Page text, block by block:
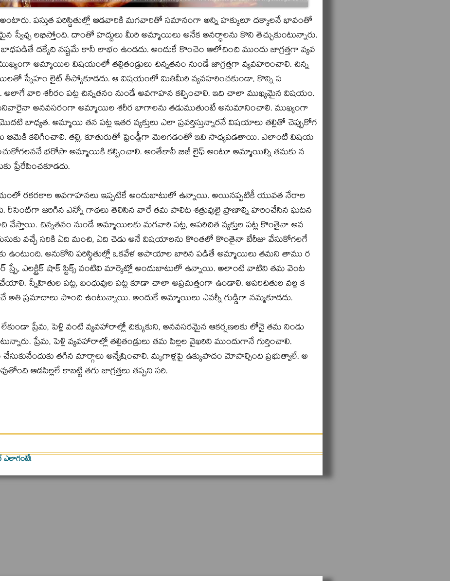
అంటారు. పస్తుత పరిస్థితుల్లో ఆడవారికి మగవారితో సమానంగా అన్ని హక్కులూ దక్కాలనే భావంతో
స్వేఛ్చ లభిస్తోంది. దాంతో హద్దులు మీరి అమ్మాయిలు అనేక అనర్ధాలను కొని తెచ్చుకుంటున్నారు.
దక్కేది నష్టమే కానీ లాభం ఉండదు. అందుకే కొంచెం ఆలోచించి ముందు జాగ్రత్తగా వ్యవ
అమ్మాయిల విషయంలో తల్లితండ్రులు చిన్నతనం నుండే జాగ్రత్తగా వ్యవహరించాలి. చిన్న
స్నేహం లైట్‌ తీస్కోకూడదు. ఆ విషయంలో మితిమీరి వ్యవహరించకుండా, కొన్ని ప
అలాగే వారి శరీరం పట్ల చిన్నతనం నుండే అవగాహన కల్పించాలి. ఇది చాలా ముఖ్యమైన విషయం.
అనవసరంగా అమ్మాయిల శరీర భాగాలను తడుముతుంటే అనుమానించాలి. ముఖ్యంగా
బాధ్యత. అమ్మాయి తన పట్ల ఇతర వ్యక్తులు ఎలా ప్రవర్తిస్తున్నారనే విషయాలు తల్లితో చెప్పుకోగ
ఆమెకి కలిగించాలి. తల్లి, కూతురుతో ఫ్రెండ్లీగా మెలగడంతో ఇవి సాధ్యపడతాయి. ఎలాంటి విషయ
భరోసా అమ్మాయికి కల్పించాలి. అంతేకానీ బిజీ లైఫ్‌ అంటూ అమ్మాయిల్ని తమకు న
ప్రేరేపించకూడదు.
రకరకాల అవగాహనలు ఇప్పటికే అందుబాటులో ఉన్నాయి. అయినప్పటికీ యువత నేరాల
రీసెంట్‌గా జరిగిన ఎన్నో గాథలు తెలిసిన వారే తమ పాలిట శత్రువులై ప్రాణాల్ని హరించేసిన ఘటన
వేస్తాయి. చిన్నతనం నుండే అమ్మాయిలకు మగవారి పట్ల, అపరిచిత వ్యక్తుల పట్ల కొంతైనా అవ
వచ్చే సరికి ఏది మంచి, ఏది చెడు అనే విషయాలను కొంతలో కొంతైనా బేరీజు వేసుకోగలగే
ఉంటుంది. అనుకోని పరిస్థితుల్లో ఒకవేళ అపాయాల బారిన పడితే అమ్మాయిలు తమని తాము ర
స్ప్రే, ఎలక్ట్రిక్‌ షాక్‌ స్టిక్స్‌ వంటివి మార్కెట్లో అందుబాటులో ఉన్నాయి. అలాంటి వాటిని తమ వెంట
స్నేహితుల పట్ల, బంధువుల పట్ల కూడా చాలా అప్రమత్తంగా ఉండాలి. అపరిచితుల వల్ల క
అతి ప్రమాదాలు పొంచి ఉంటున్నాయి. అందుకే అమ్మాయిలు ఎవర్నీ గుడ్డిగా నమ్మకూడదు.
ప్రేమ, పెళ్లి వంటి వ్యవహారాల్లో చిక్కుకుని, అనవసరమైన ఆకర్షణలకు లోనై తమ నిండు
ప్రేమ, పెళ్లి వ్యవహారాల్లో తల్లితండ్రులు తమ పిల్లల వైఖరిని ముందుగానే గుర్తించాలి.
తగిన మార్గాలు అన్వేషించాలి. మృగాళ్లపై ఉక్కుపాదం మోపాల్సింది ప్రభుత్వాలే. అ
ఆడపిల్లలే కాబట్టి తగు జాగ్రత్తలు తప్పని సరి.